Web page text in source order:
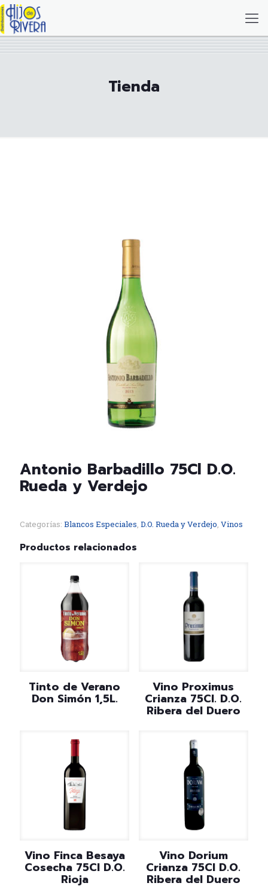
Tienda
Antonio Barbadillo 75Cl D.O.
Rueda y Verdejo
Categorías: Blancos Especiales, D.O. Rueda y Verdejo, Vinos
Productos relacionados
Tinto de Verano
Don Simón 1,5L.
Vino Proximus
Crianza 75Cl. D.O.
Ribera del Duero
Vino Finca Besaya
Cosecha 75Cl D.O.
Rioja
Vino Dorium
Crianza 75Cl D.O.
Ribera del Duero